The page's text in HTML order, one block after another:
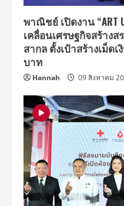
พาณิชย์ เปิดงาน “ART
เคลื่อนเศรษฐกิจสร้าง
สากล ตั้งเป้าสร้างเม็ด
บาท
Hannah 09 สิงหาคม